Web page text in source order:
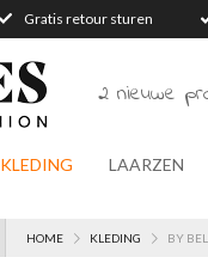
Gratis retour sturen
2 nieuwe
KLEDING LAARZEN
HOME KLEDING BY